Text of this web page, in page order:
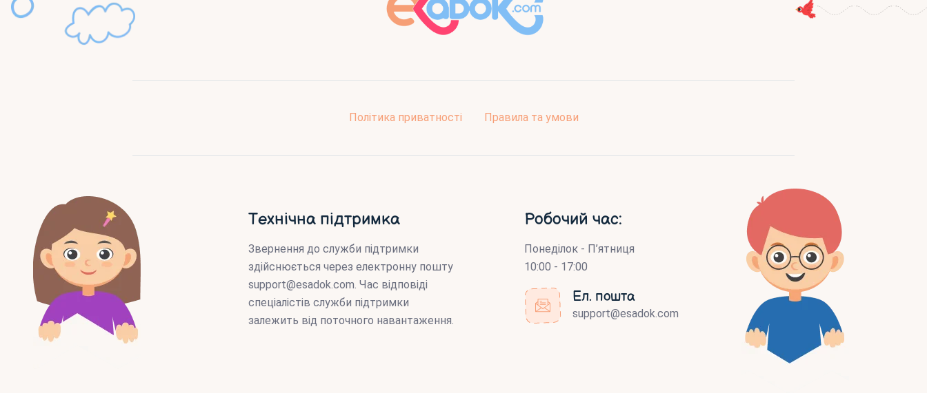
Політика приватності Правила та умови
Технічна підтримка
Звернення до служби підтримки
здійснюється через електронну пошту
support@esadok.com. Час відповіді
спеціалістів служби підтримки
залежить від поточного навантаження.
Робочий час:
Понеділок - П’ятниця
10:00 - 17:00
Ел. пошта
support@esadok.com